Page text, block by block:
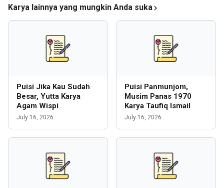
Karya lainnya yang mungkin Anda suka
Puisi Jika Kau Sudah
Besar, Yutta Karya
Agam Wispi
July 16, 2026
Puisi Panmunjom,
Musim Panas 1970
Karya Taufiq Ismail
July 16, 2026